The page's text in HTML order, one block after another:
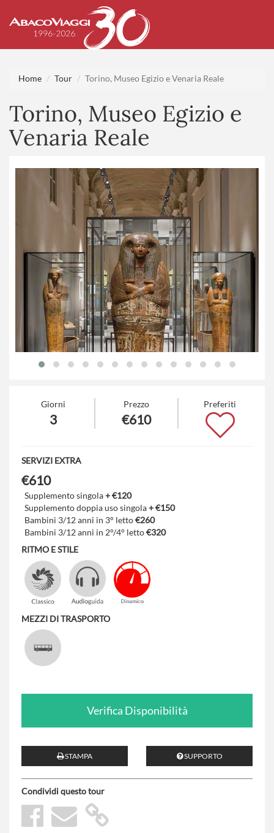
Home Tour Torino, Museo Egizio e Venaria Reale
Torino, Museo Egizio e
Venaria Reale
Giorni
3
Prezzo
€610
Preferiti
SERVIZI EXTRA
€610
Supplemento singola+ €120
Supplemento doppia uso singola+ €150
Bambini 3/12 anni in 3° letto€260
Bambini 3/12 anni in 2°/4° letto€320
RITMO E STILE
MEZZI DI TRASPORTO
Verifica Disponibilità
STAMPA SUPPORTO
Condividi questo tour